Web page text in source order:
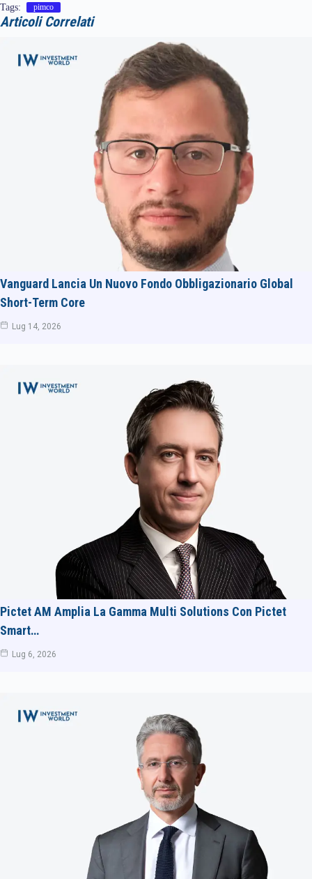
Tags: pimco
Articoli Correlati
Vanguard Lancia Un Nuovo Fondo Obbligazionario Global
Short-Term Core
Lug 14, 2026
Pictet AM Amplia La Gamma Multi Solutions Con Pictet
Smart…
Lug 6, 2026